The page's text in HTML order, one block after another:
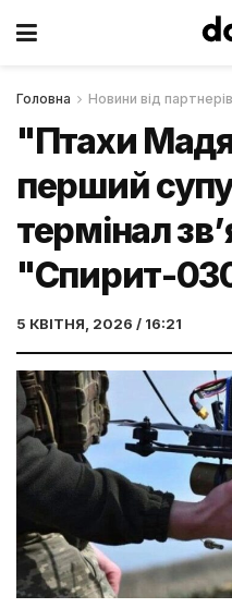
Головна Новини від партнерів
"Птахи
перший
термінал
"Спирит-
5 КВІТНЯ, 2026 / 16:21